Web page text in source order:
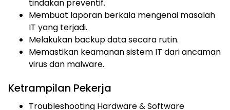
tindakan preventif.
Membuat laporan berkala mengenai masalah
IT yang terjadi.
Melakukan backup data secara rutin.
Memastikan keamanan sistem IT dari ancaman
virus dan malware.
Ketrampilan Pekerja
Troubleshooting Hardware & Software